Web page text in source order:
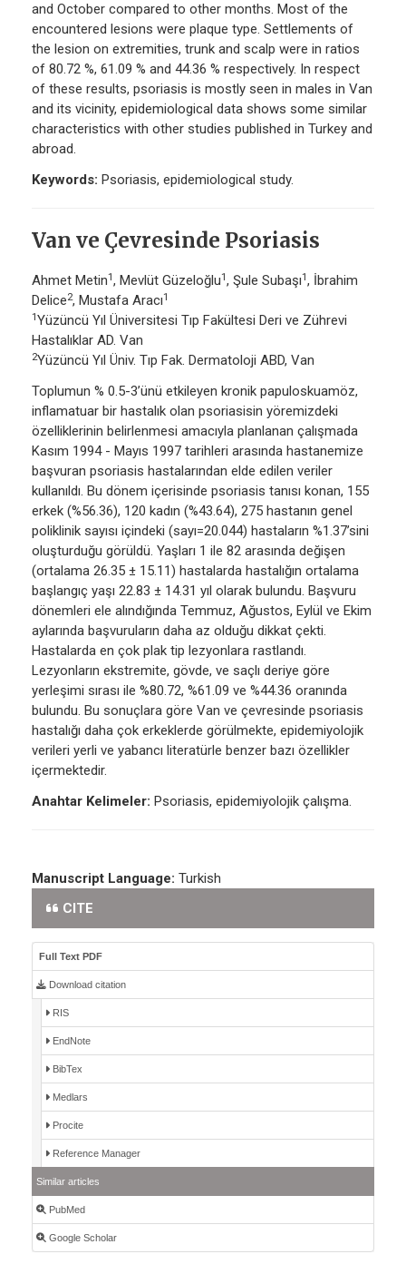
and October compared to other months. Most of the
encountered lesions were plaque type. Settlements of
the lesion on extremities, trunk and scalp were in ratios
of 80.72 %, 61.09 % and 44.36 % respectively. In respect
of these results, psoriasis is mostly seen in males in Van
and its vicinity, epidemiological data shows some similar
characteristics with other studies published in Turkey and
abroad.
Keywords: Psoriasis, epidemiological study.
Van ve Çevresinde Psoriasis
Ahmet Metin1, Mevlüt Güzeloğlu1, Şule Subaşı1, İbrahim
Delice2, Mustafa Aracı1
1Yüzüncü Yıl Üniversitesi Tıp Fakültesi Deri ve Zührevi
Hastalıklar AD. Van
2Yüzüncü Yıl Üniv. Tıp Fak. Dermatoloji ABD, Van
Toplumun % 0.5-3’ünü etkileyen kronik papuloskuamöz,
inflamatuar bir hastalık olan psoriasisin yöremizdeki
özelliklerinin belirlenmesi amacıyla planlanan çalışmada
Kasım 1994 - Mayıs 1997 tarihleri arasında hastanemize
başvuran psoriasis hastalarından elde edilen veriler
kullanıldı. Bu dönem içerisinde psoriasis tanısı konan, 155
erkek (%56.36), 120 kadın (%43.64), 275 hastanın genel
poliklinik sayısı içindeki (sayı=20.044) hastaların %1.37’sini
oluşturduğu görüldü. Yaşları 1 ile 82 arasında değişen
(ortalama 26.35 ± 15.11) hastalarda hastalığın ortalama
başlangıç yaşı 22.83 ± 14.31 yıl olarak bulundu. Başvuru
dönemleri ele alındığında Temmuz, Ağustos, Eylül ve Ekim
aylarında başvuruların daha az olduğu dikkat çekti.
Hastalarda en çok plak tip lezyonlara rastlandı.
Lezyonların ekstremite, gövde, ve saçlı deriye göre
yerleşimi sırası ile %80.72, %61.09 ve %44.36 oranında
bulundu. Bu sonuçlara göre Van ve çevresinde psoriasis
hastalığı daha çok erkeklerde görülmekte, epidemiyolojik
verileri yerli ve yabancı literatürle benzer bazı özellikler
içermektedir.
Anahtar Kelimeler: Psoriasis, epidemiyolojik çalışma.
Manuscript Language: Turkish
CITE
Full Text PDF
Download citation
RIS
EndNote
BibTex
Medlars
Procite
Reference Manager
Similar articles
PubMed
Google Scholar